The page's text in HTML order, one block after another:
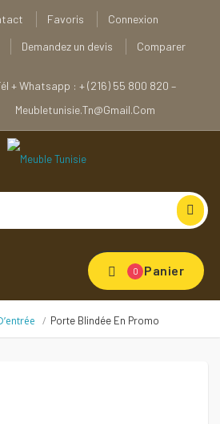
Favoris
Connexion
Demandez un devis Comparer
+ Whatsapp : + (216) 55 800 820 –
Meubletunisie.tn@gmail.com
0 Panier
Porte Blindée En Promo